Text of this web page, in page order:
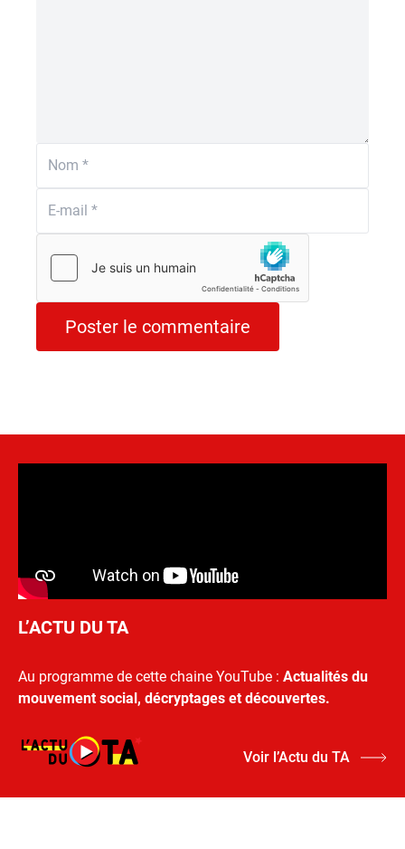
L’ACTU DU TA
Au programme de cette chaine YouTube : Actualités du
mouvement social, décryptages et découvertes.
Voir l’Actu du TA